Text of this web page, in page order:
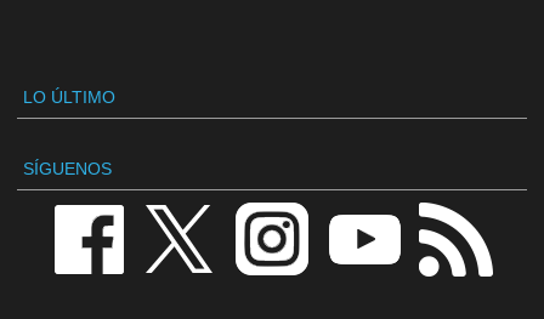
LO ÚLTIMO
SÍGUENOS